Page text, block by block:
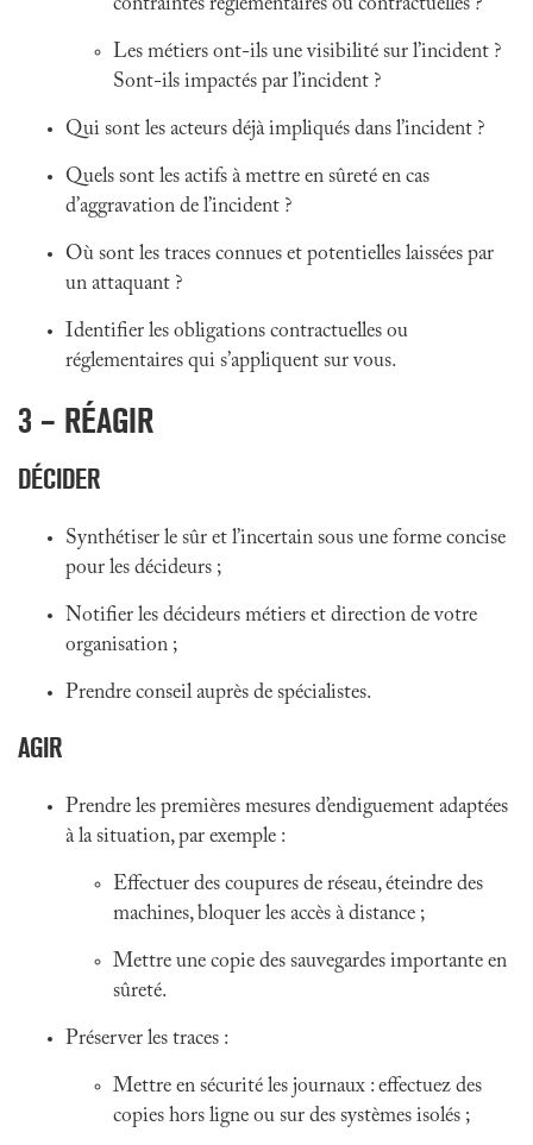
contraintes réglementaires ou contractuelles ?
Les métiers ont-ils une visibilité sur l’incident ?
Sont-ils impactés par l’incident ?
Qui sont les acteurs déjà impliqués dans l’incident ?
Quels sont les actifs à mettre en sûreté en cas
d’aggravation de l’incident ?
Où sont les traces connues et potentielles laissées par
un attaquant ?
Identifier les obligations contractuelles ou
réglementaires qui s’appliquent sur vous.
3 – RÉAGIR
DÉCIDER
Synthétiser le sûr et l’incertain sous une forme concise
pour les décideurs ;
Notifier les décideurs métiers et direction de votre
organisation ;
Prendre conseil auprès de spécialistes.
AGIR
Prendre les premières mesures d’endiguement adaptées
à la situation, par exemple :
Effectuer des coupures de réseau, éteindre des
machines, bloquer les accès à distance ;
Mettre une copie des sauvegardes importante en
sûreté.
Préserver les traces :
Mettre en sécurité les journaux : effectuez des
copies hors ligne ou sur des systèmes isolés ;